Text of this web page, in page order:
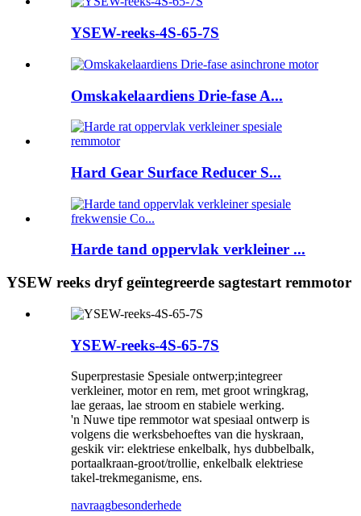
YSEW-reeks-4S-65-7S
Omskakelaardiens Drie-fase A...
Hard Gear Surface Reducer S...
Harde tand oppervlak verkleiner ...
YSEW reeks dryf geïntegreerde sagtestart remmotor
YSEW-reeks-4S-65-7S
Superprestasie Spesiale ontwerp;integreer
verkleiner, motor en rem, met groot wringkrag,
lae geraas, lae stroom en stabiele werking.
'n Nuwe tipe remmotor wat spesiaal ontwerp is
volgens die werksbehoeftes van die hyskraan,
geskik vir: elektriese enkelbalk, hys dubbelbalk,
portaalkraan-groot/trollie, enkelbalk elektriese
takel-trekmeganisme, ens.
navraagbesonderhede